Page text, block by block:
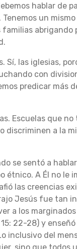
hablar de
un
familias
Sí, las iglesias,
con
predicar más
Escuelas que
a la
se sentó a
A Él no le
las creencias
Jesús fue tan
a los
22-28) y
inclusivo del
sino que todos